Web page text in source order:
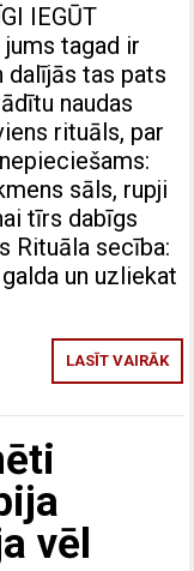
IEGŪT
jums tagad ir
dalījās tas pats
naudas
rituāls, par
sāls, rupji
tīrs dabīgs
Rituāla secība:
un uzliekat
LASĪT VAIRĀK
vēl